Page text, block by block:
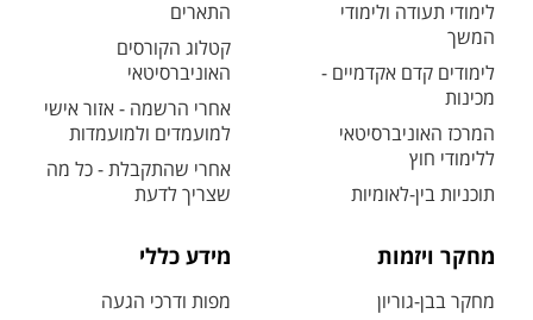
לימודי תעודה ולימודי
המשך
לימודים קדם אקדמיים -
מכינות
המרכז האוניברסיטאי
ללימודי חוץ
תוכניות בין-לאומיות
התארים
קטלוג הקורסים
האוניברסיטאי
אחרי הרשמה - אזור אישי
למועמדים ולמועמדות
אחרי שהתקבלת - כל מה
שצריך לדעת
מחקר ויזמות
מחקר בבן-גוריון
מידע כללי
מפות ודרכי הגעה